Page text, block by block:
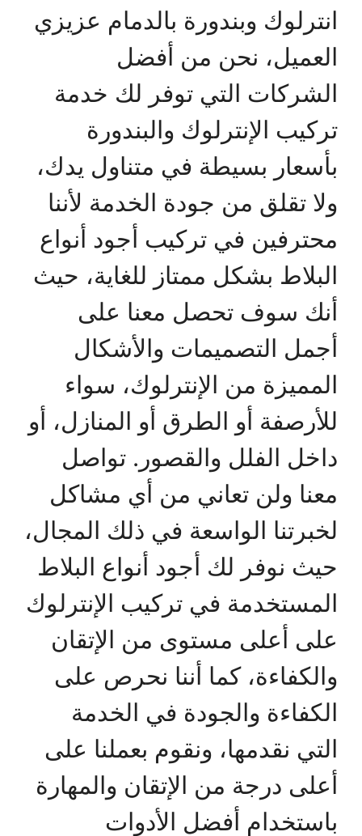
انترلوك وبندورة بالدمام عزيزي
العميل، نحن من أفضل
الشركات التي توفر لك خدمة
تركيب الإنترلوك والبندورة
بأسعار بسيطة في متناول يدك،
ولا تقلق من جودة الخدمة لأننا
محترفين في تركيب أجود أنواع
البلاط بشكل ممتاز للغاية، حيث
أنك سوف تحصل معنا على
أجمل التصميمات والأشكال
المميزة من الإنترلوك، سواء
للأرصفة أو الطرق أو المنازل، أو
داخل الفلل والقصور. تواصل
معنا ولن تعاني من أي مشاكل
لخبرتنا الواسعة في ذلك المجال،
حيث نوفر لك أجود أنواع البلاط
المستخدمة في تركيب الإنترلوك
على أعلى مستوى من الإتقان
والكفاءة، كما أننا نحرص على
الكفاءة والجودة في الخدمة
التي نقدمها، ونقوم بعملنا على
أعلى درجة من الإتقان والمهارة
باستخدام أفضل الأدوات